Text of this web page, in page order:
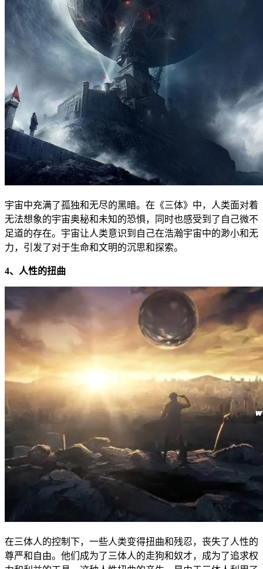
宇宙中充满了孤独和无尽的黑暗。在《三体》中，人类面对着
无法想象的宇宙奥秘和未知的恐惧，同时也感受到了自己微不
足道的存在。宇宙让人类意识到自己在浩瀚宇宙中的渺小和无
力，引发了对于生命和文明的沉思和探索。
4、人性的扭曲
在三体人的控制下，一些人类变得扭曲和残忍，丧失了人性的
尊严和自由。他们成为了三体人的走狗和奴才，成为了追求权